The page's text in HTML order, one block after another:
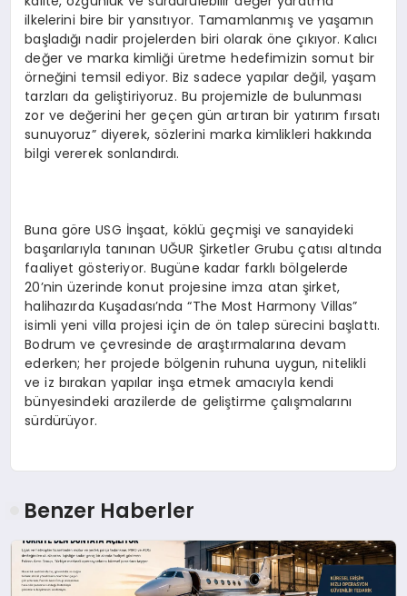
ilkelerini bire bir yansıtıyor. Tamamlanmış ve yaşamın
başladığı nadir projelerden biri olarak öne çıkıyor. Kalıcı
değer ve marka kimliği üretme hedefimizin somut bir
örneğini temsil ediyor. Biz sadece yapılar değil, yaşam
tarzları da geliştiriyoruz. Bu projemizle de bulunması
zor ve değerini her geçen gün artıran bir yatırım fırsatı
sunuyoruz” diyerek, sözlerini marka kimlikleri hakkında
bilgi vererek sonlandırdı.
Buna göre USG İnşaat, köklü geçmişi ve sanayideki
başarılarıyla tanınan UĞUR Şirketler Grubu çatısı altında
faaliyet gösteriyor. Bugüne kadar farklı bölgelerde
20’nin üzerinde konut projesine imza atan şirket,
halihazırda Kuşadası’nda “The Most Harmony Villas”
isimli yeni villa projesi için de ön talep sürecini başlattı.
Bodrum ve çevresinde de araştırmalarına devam
ederken; her projede bölgenin ruhuna uygun, nitelikli
ve iz bırakan yapılar inşa etmek amacıyla kendi
bünyesindeki arazilerde de geliştirme çalışmalarını
sürdürüyor.
Benzer Haberler